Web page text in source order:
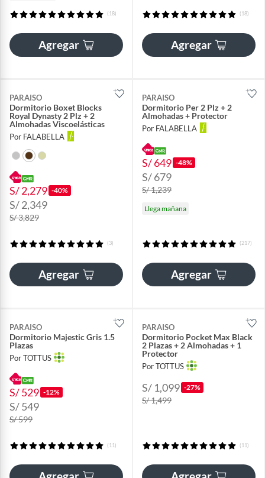
(18)
Agregar
(18)
Agregar
PARAISO
Dormitorio Boxet Blocks
Royal Dynasty 2 Plz + 2
Almohadas Viscoelásticas
Por FALABELLA
S/ 2,279 -40%
S/ 2,349
S/ 3,829
(3)
Agregar
PARAISO
Dormitorio Per 2 Plz + 2
Almohadas + Protector
Por FALABELLA
S/ 649 -48%
S/ 679
S/ 1,239
Llega mañana
(217)
Agregar
PARAISO
Dormitorio Majestic Gris 1.5
Plazas
Por TOTTUS
S/ 529 -12%
S/ 549
S/ 599
(11)
PARAISO
Dormitorio Pocket Max Black
2 Plazas + 2 Almohadas + 1
Protector
Por TOTTUS
S/ 1,099 -27%
S/ 1,499
(11)